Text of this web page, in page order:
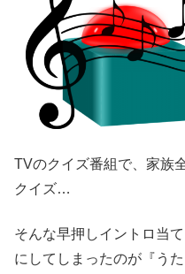
TVのクイズ番組で、家族
クイズ…
そんな早押しイントロ当
にしてしまったのが『うた